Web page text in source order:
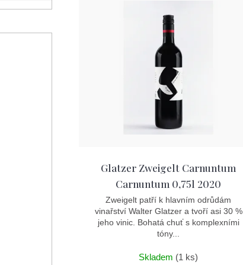
Glatzer Zweigelt Carnuntum
Carnuntum 0,75l 2020
Zweigelt patří k hlavním odrůdám
vinařství Walter Glatzer a tvoří asi 30 %
jeho vinic. Bohatá chuť s komplexními
tóny...
Skladem (1 ks)